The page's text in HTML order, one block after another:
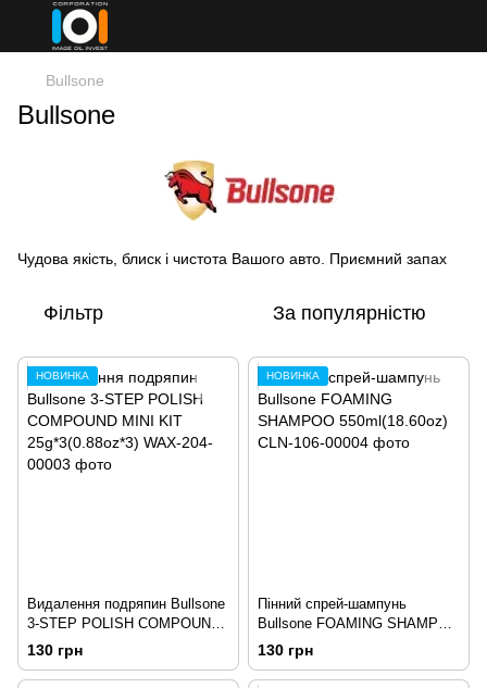
Bullsone
Bullsone
Чудова якість, блиск і чистота Вашого авто. Приємний запах
Фільтр За популярністю
НОВИНКА
Видалення подряпин Bullsone
3-STEP POLISH COMPOUND
MINI KIT 25g*3(0.88oz*3)
130 грн
НОВИНКА
Пінний спрей-шампунь
Bullsone FOAMING SHAMPOO
550ml(18.60oz)
130 грн